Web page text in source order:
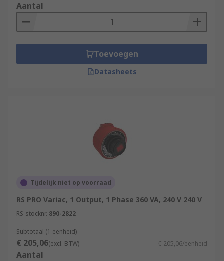
Aantal
Toevoegen
Datasheets
Tijdelijk niet op voorraad
RS PRO Variac, 1 Output, 1 Phase 360 VA, 240 V 240 V
RS-stocknr. 890-2822
Subtotaal (1 eenheid)
€ 205,06(excl. BTW) € 205,06/eenheid
Aantal